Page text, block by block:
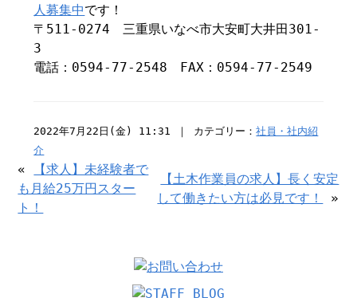
人募集中です！
〒511-0274 三重県いなべ市大安町大井田301-
3
電話：0594-77-2548 FAX：0594-77-2549
2022年7月22日(金) 11:31 ｜ カテゴリー：社員・社内紹
介
«
【求人】未経験者で
も月給25万円スター
ト！
【土木作業員の求人】長く安定
して働きたい方は必見です！
»